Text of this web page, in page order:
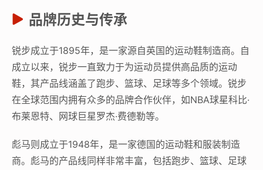
品牌历史与传承
锐步成立于1895年，是一家源自英国的运动鞋制造商。自
成立以来，锐步一直致力于为运动员提供高品质的运动
鞋，其产品线涵盖了跑步、篮球、足球等多个领域。锐步
在全球范围内拥有众多的品牌合作伙伴，如NBA球星科比·
布莱恩特、网球巨星罗杰·费德勒等。
彪马则成立于1948年，是一家德国的运动鞋和服装制造
商。彪马的产品线同样非常丰富，包括跑步、篮球、足球